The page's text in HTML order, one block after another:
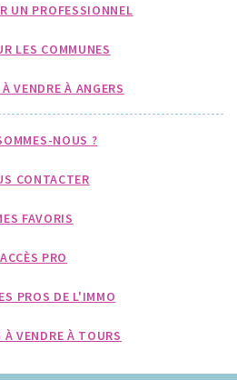
UN PROFESSIONNEL
LES COMMUNES
VENDRE À ANGERS
NOUS ?
CONTACTER
FAVORIS
ACCÈS PRO
PROS DE L'IMMO
À VENDRE À TOURS